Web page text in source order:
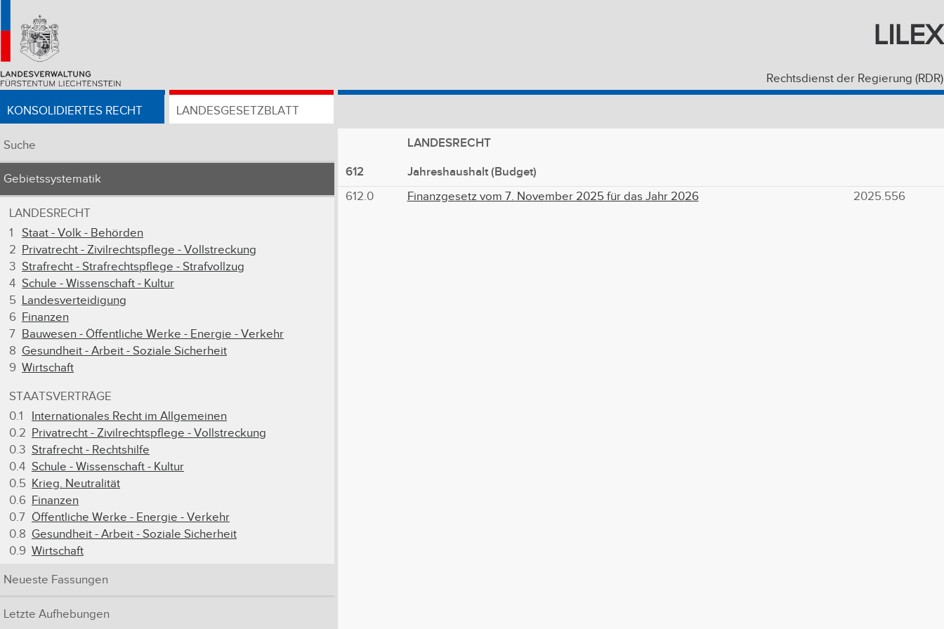
LILEX
Rechtsdienst der Regierung (RDR)
KONSOLIDIERTES RECHT LANDESGESETZBLATT
Suche
Gebietssystematik
LANDESRECHT
1
Staat - Volk - Behörden
2 Privatrecht - Zivilrechtspflege - Vollstreckung
3 Strafrecht - Strafrechtspflege - Strafvollzug
4 Schule - Wissenschaft - Kultur
5 Landesverteidigung
6 Finanzen
7 Bauwesen - Öffentliche Werke - Energie - Verkehr
8 Gesundheit - Arbeit - Soziale Sicherheit
9 Wirtschaft
STAATSVERTRÄGE
0.1
Internationales Recht im Allgemeinen
0.2 Privatrecht - Zivilrechtspflege - Vollstreckung
0.3 Strafrecht - Rechtshilfe
0.4 Schule - Wissenschaft - Kultur
0.5 Krieg. Neutralität
0.6 Finanzen
0.7 Öffentliche Werke - Energie - Verkehr
0.8 Gesundheit - Arbeit - Soziale Sicherheit
0.9 Wirtschaft
Neueste Fassungen
Letzte Aufhebungen
LANDESRECHT
612
Jahreshaushalt (Budget)
612.0 Finanzgesetz vom 7. November 2025 für das Jahr 2026 2025.556